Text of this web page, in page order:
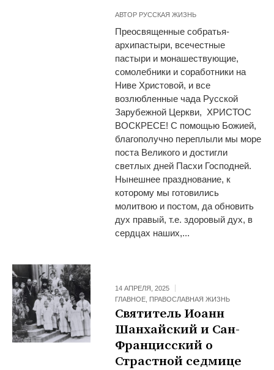
АВТОР РУССКАЯ ЖИЗНЬ
Преосвященные собратья-
архипастыри, всечестные
пастыри и монашествующие,
сомолебники и соработники на
Ниве Христовой, и все
возлюбленные чада Русской
Зарубежной Церкви, ХРИСТОС
ВОСКРЕСЕ! С помощью Божией,
благополучно переплыли мы море
поста Великого и достигли
светлых дней Пасхи Господней.
Нынешнее празднование, к
которому мы готовились
молитвою и постом, да обновить
дух правый, т.е. здоровый дух, в
сердцах наших,...
14 АПРЕЛЯ, 2025
ГЛАВНОЕ ПРАВОСЛАВНАЯ ЖИЗНЬ
Святитель Иоанн
Шанхайский и Сан-
Францисский о
Страстной седмице